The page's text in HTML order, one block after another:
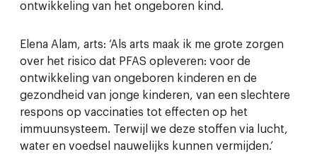
ontwikkeling van het ongeboren kind.
Elena Alam, arts: ‘Als arts maak ik me grote zorgen
over het risico dat PFAS opleveren: voor de
ontwikkeling van ongeboren kinderen en de
gezondheid van jonge kinderen, van een slechtere
respons op vaccinaties tot effecten op het
immuunsysteem. Terwijl we deze stoffen via lucht,
water en voedsel nauwelijks kunnen vermijden.’